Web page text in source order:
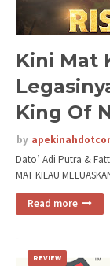
Kini Mat
King Of
by
Dato’ Adi Putra &
MAT KILAU
Read more
REVIEW